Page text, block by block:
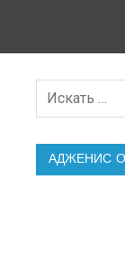
АДЖЕНИС